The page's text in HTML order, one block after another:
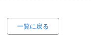
一覧に戻る